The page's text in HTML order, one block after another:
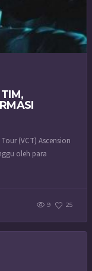
(VCT) Ascension
oleh para
9 25